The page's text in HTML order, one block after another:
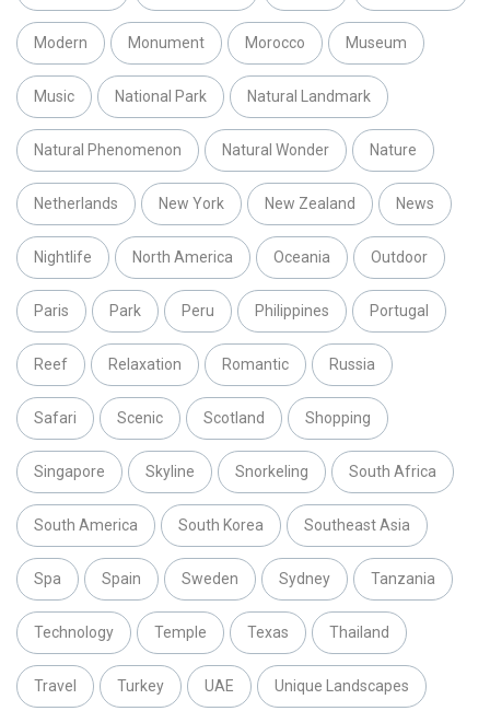
Modern Monument Morocco Museum
Music National Park Natural Landmark
Natural Phenomenon Natural Wonder Nature
Netherlands New York New Zealand News
Nightlife North America Oceania Outdoor
Paris Park Peru Philippines Portugal
Reef Relaxation Romantic Russia
Safari Scenic Scotland Shopping
Singapore Skyline Snorkeling South Africa
South America South Korea Southeast Asia
Spa Spain Sweden Sydney Tanzania
Technology Temple Texas Thailand
Travel Turkey UAE Unique Landscapes